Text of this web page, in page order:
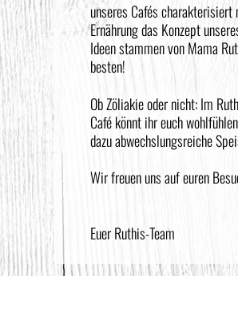
unseres Cafés
Ernährung das Konzept
Ideen stammen von Mama
besten!
Ob Zöliakie oder nicht: Im
Café könnt ihr euch
dazu abwechslungsreiche
Wir freuen uns auf euren
Euer Ruthis-Team